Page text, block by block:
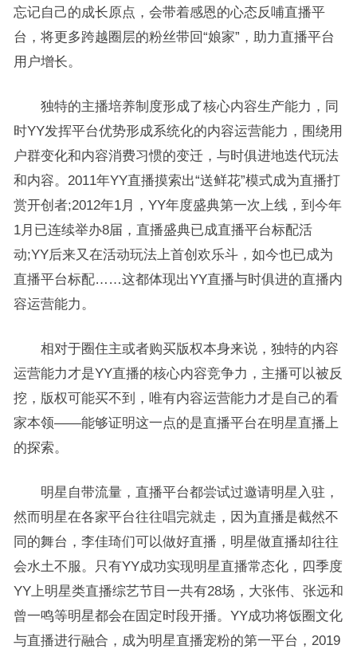
忘记自己的成长原点，会带着感恩的心态反哺直播平
台，将更多跨越圈层的粉丝带回“娘家”，助力直播平台
用户增长。
独特的主播培养制度形成了核心内容生产能力，同
时YY发挥平台优势形成系统化的内容运营能力，围绕用
户群变化和内容消费习惯的变迁，与时俱进地迭代玩法
和内容。2011年YY直播摸索出“送鲜花”模式成为直播打
赏开创者;2012年1月，YY年度盛典第一次上线，到今年
1月已连续举办8届，直播盛典已成直播平台标配活
动;YY后来又在活动玩法上首创欢乐斗，如今也已成为
直播平台标配……这都体现出YY直播与时俱进的直播内
容运营能力。
相对于圈住主或者购买版权本身来说，独特的内容
运营能力才是YY直播的核心内容竞争力，主播可以被反
挖，版权可能买不到，唯有内容运营能力才是自己的看
家本领——能够证明这一点的是直播平台在明星直播上
的探索。
明星自带流量，直播平台都尝试过邀请明星入驻，
然而明星在各家平台往往唱完就走，因为直播是截然不
同的舞台，李佳琦们可以做好直播，明星做直播却往往
会水土不服。只有YY成功实现明星直播常态化，四季度
YY上明星类直播综艺节目一共有28场，大张伟、张远和
曾一鸣等明星都会在固定时段开播。YY成功将饭圈文化
与直播进行融合，成为明星直播宠粉的第一平台，2019